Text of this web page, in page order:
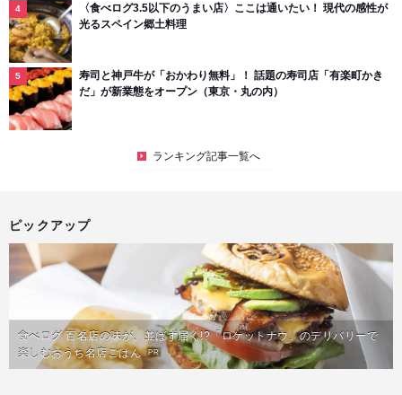
〈食べログ3.5以下のうまい店〉ここは通いたい！ 現代の感性が
光るスペイン郷土料理
寿司と神戸牛が「おかわり無料」！ 話題の寿司店「有楽町かき
だ」が新業態をオープン（東京・丸の内）
ランキング記事一覧へ
ピックアップ
食べログ 百名店の味が、並ばず届く!?「ロケットナウ」のデリバリーで
楽しむおうち名店ごはん PR